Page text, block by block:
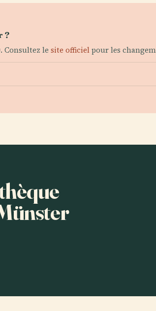
?
Consultez le site officielpour les